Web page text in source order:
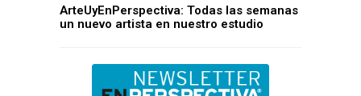
ArteUyEnPerspectiva: Todas las semanas
un nuevo artista en nuestro estudio